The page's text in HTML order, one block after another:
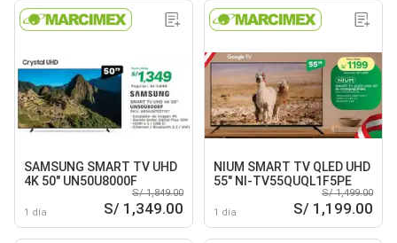
SAMSUNG SMART TV UHD
4K 50" UN50U8000F
1 día
S/ 1,849.00
S/ 1,349.00
NIUM SMART TV QLED UHD
55" NI-TV55QUQL1F5PE
1 día
S/ 1,499.00
S/ 1,199.00